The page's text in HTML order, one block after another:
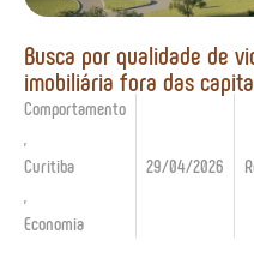
Busca por qualidade de
imobiliária fora das
Comportamento
Curitiba
Economia
29/04/2026